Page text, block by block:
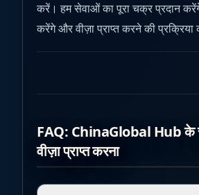
करें। हम सेवाओं का पूरा चक्र प्रदान
करेंगे और वीज़ा प्राप्त करने की प्रक्रिया
FAQ: ChinaGlobal Hub के
वीज़ा प्राप्त करना